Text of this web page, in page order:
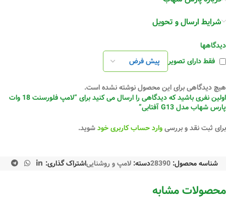
شرایط ارسال و تحویل
دیدگاهها
فقط دارای تصویر
هیچ دیدگاهی برای این محصول نوشته نشده است.
اولین نفری باشید که دیدگاهی را ارسال می کنید برای “لامپ فلورسنت 18 وات
پارس شهاب مدل G13 آفتابی”
برای ثبت نقد و بررسیوارد حساب کاربری خودشوید.
شناسه محصول: 28390دسته: لامپ و روشناییاشتراک گذاری:
محصولات مشابه